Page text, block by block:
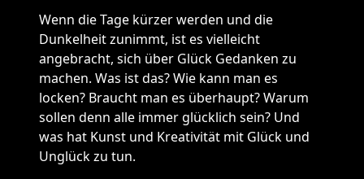
Wenn die Tage kürzer werden und die
Dunkelheit zunimmt, ist es vielleicht
angebracht, sich über Glück Gedanken zu
machen. Was ist das? Wie kann man es
locken? Braucht man es überhaupt? Warum
sollen denn alle immer glücklich sein? Und
was hat Kunst und Kreativität mit Glück und
Unglück zu tun.